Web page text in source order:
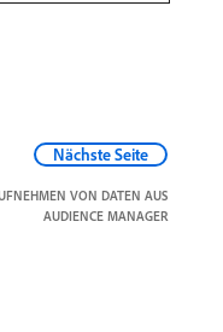
Nächste Seite
VON DATEN AUS
AUDIENCE MANAGER